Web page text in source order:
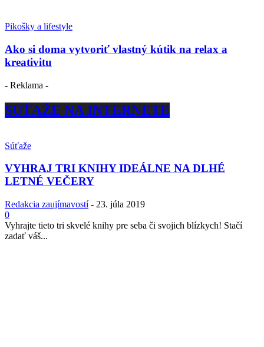
Pikošky a lifestyle
Ako si doma vytvoriť vlastný kútik na relax a
kreativitu
- Reklama -
SÚŤAŽE NA INTERNETE
Súťaže
VYHRAJ TRI KNIHY IDEÁLNE NA DLHÉ
LETNÉ VEČERY
Redakcia zaujímavostí - 23. júla 2019
0
Vyhrajte tieto tri skvelé knihy pre seba či svojich blízkych! Stačí
zadať váš...